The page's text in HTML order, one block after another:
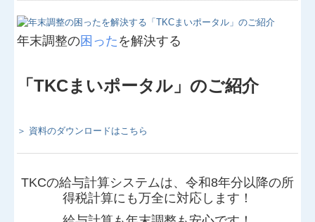
年末調整の困った を解決する
「TKCまいポータル」のご紹介
＞ 資料のダウンロードはこちら
TKCの給与計算システムは、令和8年分以降の所
得税計算にも万全に対応します！